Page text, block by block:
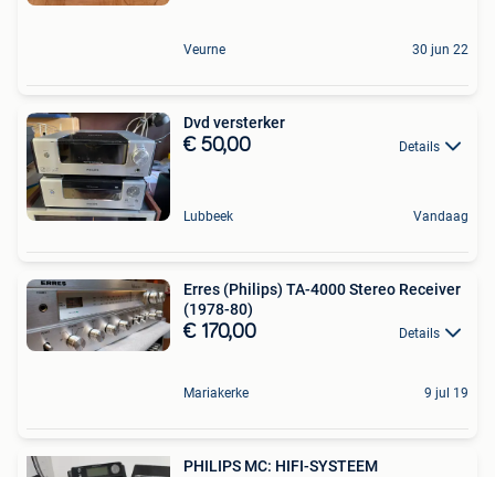
Veurne 30 jun 22
Dvd versterker
€ 50,00 Details
Lubbeek Vandaag
Erres (Philips) TA-4000 Stereo Receiver
(1978-80)
€ 170,00 Details
Mariakerke 9 jul 19
PHILIPS MC: HIFI-SYSTEEM